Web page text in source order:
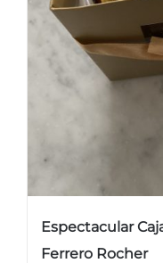
Espectacular
Ferrero Rocher